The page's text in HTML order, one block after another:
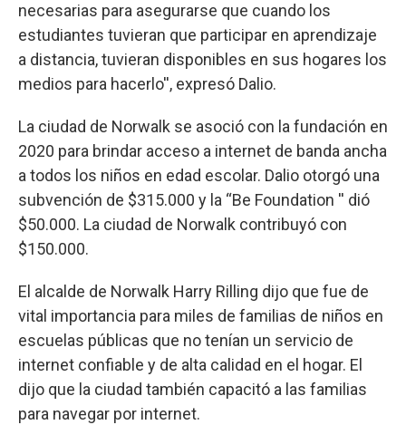
necesarias para asegurarse que cuando los
estudiantes tuvieran que participar en aprendizaje
a distancia, tuvieran disponibles en sus hogares los
medios para hacerlo'', expresó Dalio.
La ciudad de Norwalk se asoció con la fundación en
2020 para brindar acceso a internet de banda ancha
a todos los niños en edad escolar. Dalio otorgó una
subvención de $315.000 y la “Be Foundation '' dió
$50.000. La ciudad de Norwalk contribuyó con
$150.000.
El alcalde de Norwalk Harry Rilling dijo que fue de
vital importancia para miles de familias de niños en
escuelas públicas que no tenían un servicio de
internet confiable y de alta calidad en el hogar. El
dijo que la ciudad también capacitó a las familias
para navegar por internet.